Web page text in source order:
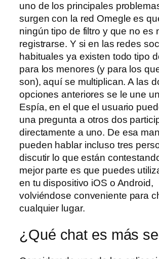
uno de los principales
surgen con la red Omegle es
ningún tipo de filtro y que no es
registrarse. Y si en las redes
habituales ya existen todo tipo
para los menores (y para los
son), aquí se multiplican. A las
opciones anteriores se le une
Espía, en el que el usuario
una pregunta a otros dos
directamente a uno. De esa
pueden hablar incluso tres
discutir lo que están
mejor parte es que puedes
en tu dispositivo iOS o Android,
volviéndose conveniente para
cualquier lugar.
¿Qué chat es más